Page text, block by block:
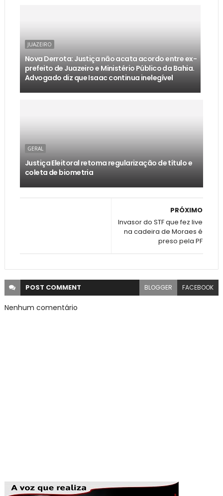
JUAZEIRO
Nova Derrota: Justiça não acata acordo entre ex-
prefeito de Juazeiro e Ministério Público da Bahia.
Advogado diz que Isaac continua inelegível
GERAL
Justiça Eleitoral retoma regularização de título e
coleta de biometria
PRÓXIMO
Invasor do STF que fez live
na cadeira de Moraes é
preso pela PF
POST COMMENT BLOGGER FACEBOOK
Nenhum comentário